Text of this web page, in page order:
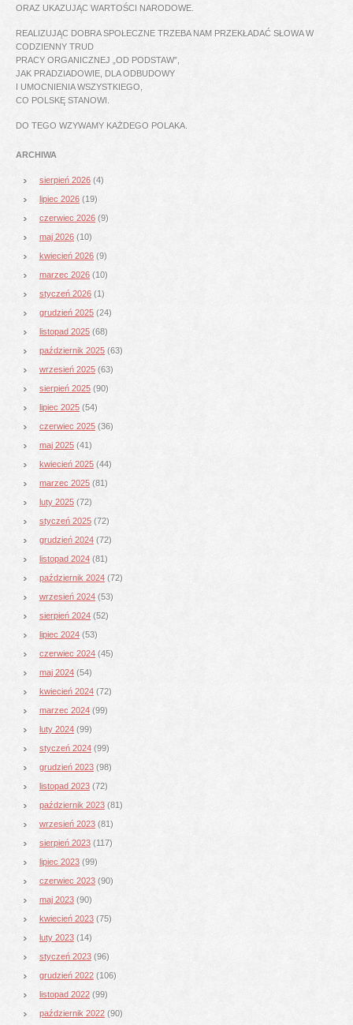
ORAZ UKAZUJĄC WARTOŚCI NARODOWE.
REALIZUJĄC DOBRA SPOŁECZNE TRZEBA NAM PRZEKŁADAĆ SŁOWA W
CODZIENNY TRUD
PRACY ORGANICZNEJ „OD PODSTAW”,
JAK PRADZIADOWIE, DLA ODBUDOWY
I UMOCNIENIA WSZYSTKIEGO,
CO POLSKĘ STANOWI.
DO TEGO WZYWAMY KAŻDEGO POLAKA.
ARCHIWA
sierpień 2026 (4)
lipiec 2026 (19)
czerwiec 2026 (9)
maj 2026 (10)
kwiecień 2026 (9)
marzec 2026 (10)
styczeń 2026 (1)
grudzień 2025 (24)
listopad 2025 (68)
październik 2025 (63)
wrzesień 2025 (63)
sierpień 2025 (90)
lipiec 2025 (54)
czerwiec 2025 (36)
maj 2025 (41)
kwiecień 2025 (44)
marzec 2025 (81)
luty 2025 (72)
styczeń 2025 (72)
grudzień 2024 (72)
listopad 2024 (81)
październik 2024 (72)
wrzesień 2024 (53)
sierpień 2024 (52)
lipiec 2024 (53)
czerwiec 2024 (45)
maj 2024 (54)
kwiecień 2024 (72)
marzec 2024 (99)
luty 2024 (99)
styczeń 2024 (99)
grudzień 2023 (98)
listopad 2023 (72)
październik 2023 (81)
wrzesień 2023 (81)
sierpień 2023 (117)
lipiec 2023 (99)
czerwiec 2023 (90)
maj 2023 (90)
kwiecień 2023 (75)
luty 2023 (14)
styczeń 2023 (96)
grudzień 2022 (106)
listopad 2022 (99)
październik 2022 (90)